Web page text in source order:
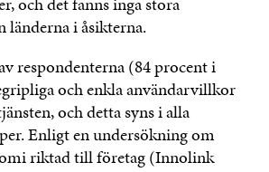
länderna i åsikterna.
respondenterna (84 procent i
och enkla användarvillkor
och detta syns i alla
Enligt en undersökning om
riktad till företag (Innolink